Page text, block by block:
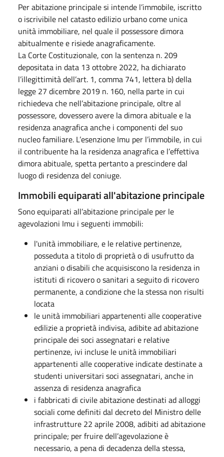
Per abitazione principale si intende l’immobile, iscritto
o iscrivibile nel catasto edilizio urbano come unica
unità immobiliare, nel quale il possessore dimora
abitualmente e risiede anagraficamente.
La Corte Costituzionale, con la sentenza n. 209
depositata in data 13 ottobre 2022, ha dichiarato
l’illegittimità dell’art. 1, comma 741, lettera b) della
legge 27 dicembre 2019 n. 160, nella parte in cui
richiedeva che nell’abitazione principale, oltre al
possessore, dovessero avere la dimora abituale e la
residenza anagrafica anche i componenti del suo
nucleo familiare. L’esenzione Imu per l’immobile, in cui
il contribuente ha la residenza anagrafica e l’effettiva
dimora abituale, spetta pertanto a prescindere dal
luogo di residenza del coniuge.
Immobili equiparati all'abitazione principale
Sono equiparati all’abitazione principale per le
agevolazioni Imu i seguenti immobili:
l'unità immobiliare, e le relative pertinenze,
posseduta a titolo di proprietà o di usufrutto da
anziani o disabili che acquisiscono la residenza in
istituti di ricovero o sanitari a seguito di ricovero
permanente, a condizione che la stessa non risulti
locata
le unità immobiliari appartenenti alle cooperative
edilizie a proprietà indivisa, adibite ad abitazione
principale dei soci assegnatari e relative
pertinenze, ivi incluse le unità immobiliari
appartenenti alle cooperative indicate destinate a
studenti universitari soci assegnatari, anche in
assenza di residenza anagrafica
i fabbricati di civile abitazione destinati ad alloggi
sociali come definiti dal decreto del Ministro delle
infrastrutture 22 aprile 2008, adibiti ad abitazione
principale; per fruire dell’agevolazione è
necessario, a pena di decadenza della stessa,